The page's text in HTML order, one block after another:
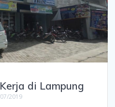
di Lampung
2019